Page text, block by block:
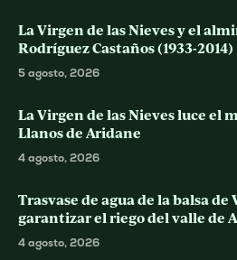
La Virgen de las Nieves y el
Rodríguez Castaños (1933-2014)
5 agosto, 2026
La Virgen de las Nieves luce el
Llanos de Aridane
4 agosto, 2026
Trasvase de agua de la balsa de
garantizar el riego del valle de
4 agosto, 2026